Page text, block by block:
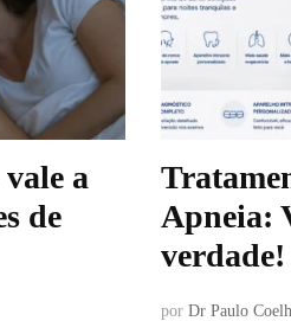
a
de
Apneia:
verdade!
por Dr Paulo